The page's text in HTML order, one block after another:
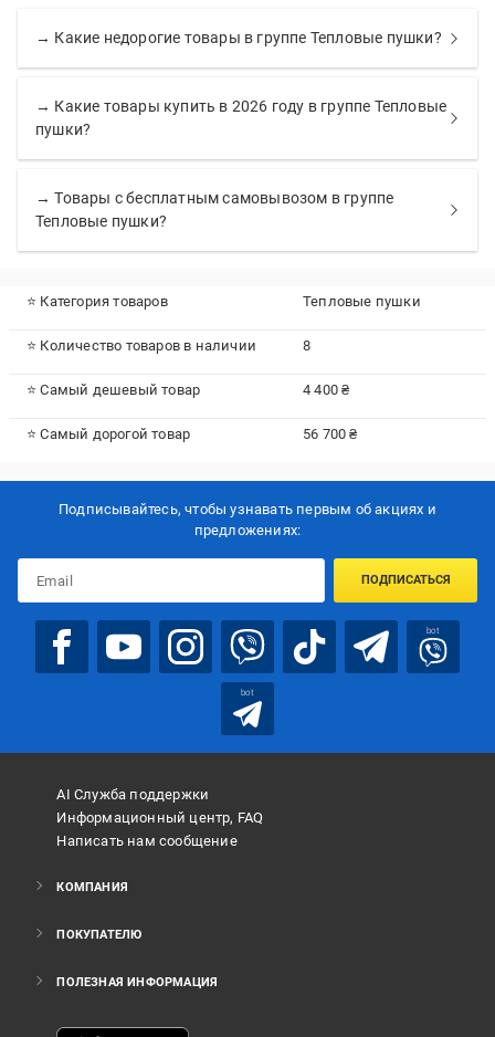
→ Какие недорогие товары в группе Тепловые пушки?
→ Какие товары купить в 2026 году в группе Тепловые
пушки?
→ Товары с бесплатным самовывозом в группе
Тепловые пушки?
⭐ Категория товаров Тепловые пушки
⭐ Количество товаров в наличии 8
⭐ Самый дешевый товар 4 400 ₴
⭐ Самый дорогой товар 56 700 ₴
Подписывайтесь, чтобы узнавать первым об акцияx и
предложениях:
ПОДПИСАТЬСЯ
bot
bot
AI Служба поддержки
Информационный центр, FAQ
Написать нам сообщение
КОМПАНИЯ
ПОКУПАТЕЛЮ
ПОЛЕЗНАЯ ИНФОРМАЦИЯ